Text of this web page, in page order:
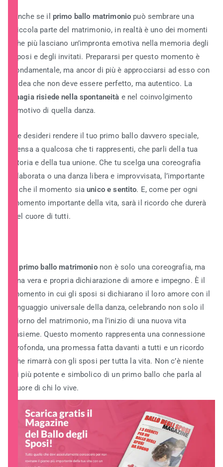
Anche se il primo ballo matrimonio può sembrare una
piccola parte del matrimonio, in realtà è uno dei momenti
che più lasciano un’impronta emotiva nella memoria degli
sposi e degli invitati. Prepararsi per questo momento è
fondamentale, ma ancor di più è approcciarsi ad esso con
l’idea che non deve essere perfetto, ma autentico. La
magia risiede nella spontaneità e nel coinvolgimento
emotivo di quella danza.
Se desideri rendere il tuo primo ballo davvero speciale,
pensa a qualcosa che ti rappresenti, che parli della tua
storia e della tua unione. Che tu scelga una coreografia
elaborata o una danza libera e improvvisata, l’importante
è che il momento siaunico e sentito. E, come per ogni
momento importante della vita, sarà il ricordo che durerà
nel cuore di tutti.
Ilprimo ballo matrimonionon è solo una coreografia, ma
una vera e propria dichiarazione di amore e impegno. È il
momento in cui gli sposi si dichiarano il loro amore con il
linguaggio universale della danza, celebrando non solo il
giorno del matrimonio, ma l’inizio di una nuova vita
insieme. Questo momento rappresenta una connessione
profonda, una promessa fatta davanti a tutti e un ricordo
che rimarrà con gli sposi per tutta la vita. Non c’è niente
di più potente e simbolico di un primo ballo che parla al
cuore di chi lo vive.